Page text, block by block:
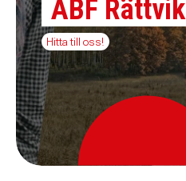
ABF Rättvik
Hitta till oss!